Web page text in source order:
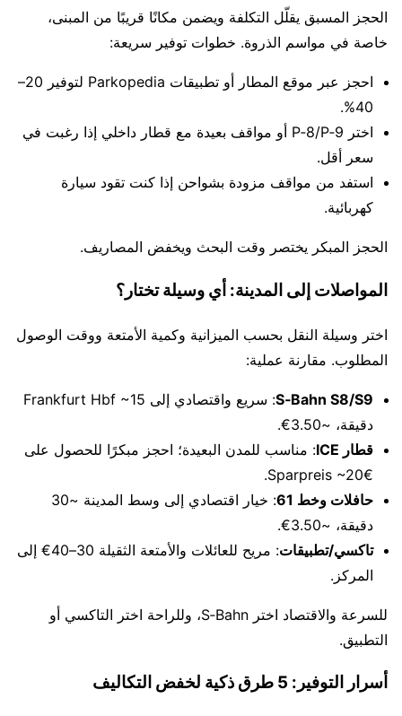
الحجز المسبق يقلّل التكلفة ويضمن مكانًا قريبًا من المبنى،
خاصة في مواسم الذروة. خطوات توفير سريعة:
احجز عبر موقع المطار أو تطبيقات Parkopedia لتوفير 20–
40%.
اختر P‑8/P‑9 أو مواقف بعيدة مع قطار داخلي إذا رغبت في
سعر أقل.
استفد من مواقف مزودة بشواحن إذا كنت تقود سيارة
كهربائية.
الحجز المبكر يختصر وقت البحث ويخفض المصاريف.
المواصلات إلى المدينة: أي وسيلة تختار؟
اختر وسيلة النقل بحسب الميزانية وكمية الأمتعة ووقت الوصول
المطلوب. مقارنة عملية:
S‑Bahn S8/S9
: سريع واقتصادي إلى Frankfurt Hbf ~15
دقيقة، ~3.50€.
قطار ICE
: مناسب للمدن البعيدة؛ احجز مبكرًا للحصول على
Sparpreis ~20€.
حافلات وخط 61
: خيار اقتصادي إلى وسط المدينة ~30
دقيقة، ~3.50€.
تاكسي/تطبيقات
: مريح للعائلات والأمتعة الثقيلة 30–40€ إلى
المركز.
للسرعة والاقتصاد اختر S‑Bahn، وللراحة اختر التاكسي أو
التطبيق.
أسرار التوفير: 5 طرق ذكية لخفض التكاليف